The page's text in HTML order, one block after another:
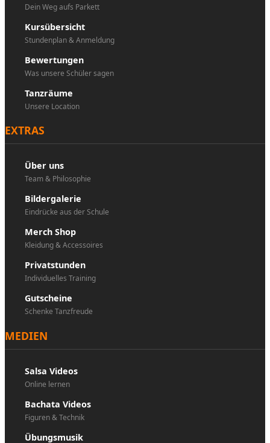
Dein Weg aufs Parkett
Kursübersicht
Stundenplan & Anmeldung
Bewertungen
Was unsere Schüler sagen
Tanzräume
Unsere Location
EXTRAS
Über uns
Team & Philosophie
Bildergalerie
Eindrücke aus der Schule
Merch Shop
Kleidung & Accessoires
Privatstunden
Individuelles Training
Gutscheine
Schenke Tanzfreude
MEDIEN
Salsa Videos
Online lernen
Bachata Videos
Figuren & Technik
Übungsmusik